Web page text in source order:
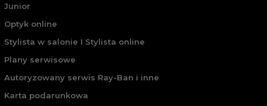
Junior
Optyk online
Stylista w salonie I Stylista online
Plany serwisowe
Autoryzowany serwis Ray-Ban i inne
Karta podarunkowa